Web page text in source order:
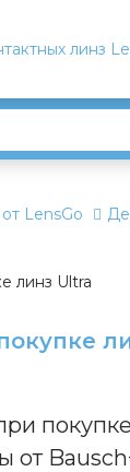
LensGo
от